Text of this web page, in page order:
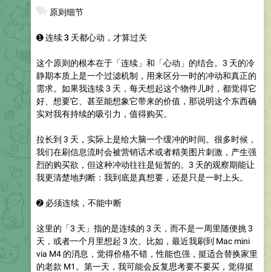
原则细节
➊连续 3 天都心动，才算过关
这个原则的根本在于「连续」和「心动」的结合。3 天的冷
静期本质上是一个过滤机制，用来区分一时的冲动和真正的
需求。如果我连续 3 天，每天想起这个物件儿时，都觉得它
好、想要它、甚至能想象它带来的价值，那说明这个东西确
实对我有持续的吸引力，值得购买。
拉长到 3 天，实际上是给大脑一个缓冲的时间。很多时候，
我们在刷信息流时会被营销话术或者精美图片刺激，产生强
烈的购买欲，但这种冲动往往是短暂的。3 天的观察期能让
我更清楚地判断：我到底是真想要，还是只是一时上头。
➋ 必须连续，不能中断
这里的「3 天」指的是连续的 3 天，而不是一周里随便挑 3
天，或者一个月里想起 3 次。比如，最近我刷到 Mac mini
via M4 的消息，觉得价格不错，性能也强，挺适合替换家里
的老款 M1。第一天，我可能会反复思考要不要买，觉得挺